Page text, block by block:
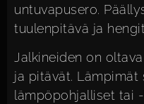
untuvapusero.
tuulenpitävä ja
Jalkineiden on
ja pitävät. Lämpimät
lämpöpohjalliset tai